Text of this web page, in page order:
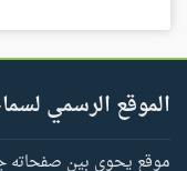
الموقع الرسمي
موقع يحوي بين صفحاته